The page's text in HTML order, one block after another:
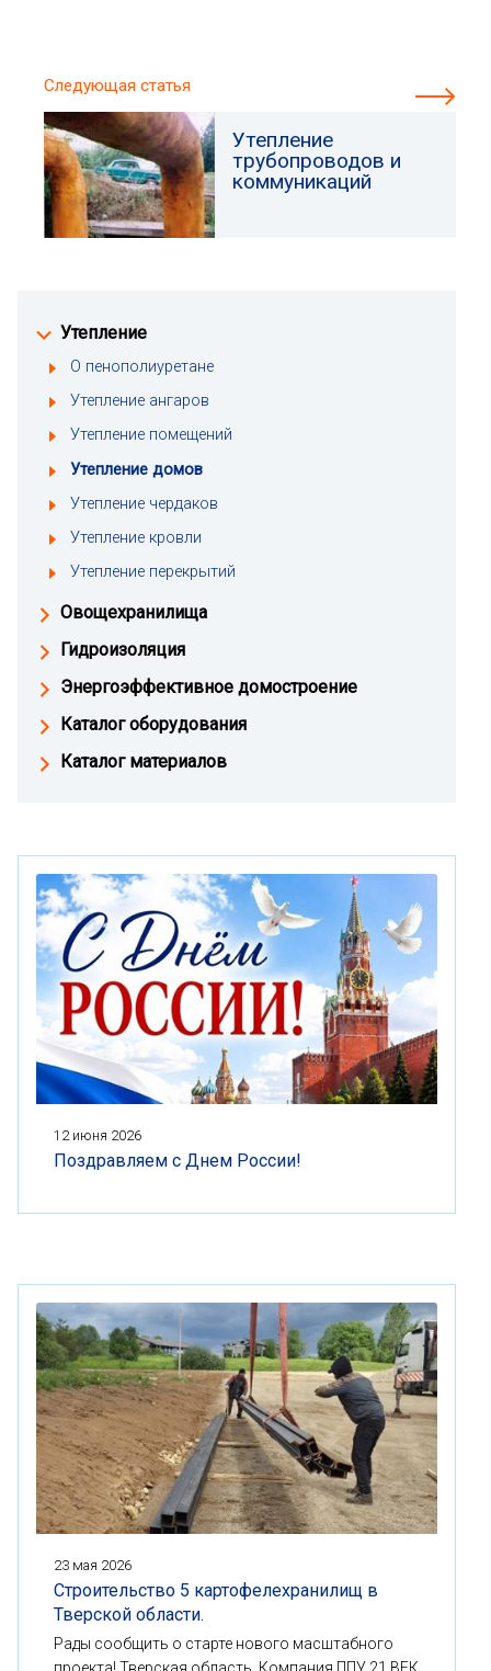
Утепление
О пенополиуретане
Утепление ангаров
Утепление помещений
Утепление домов
Утепление чердаков
Утепление кровли
Утепление перекрытий
Овощехранилища
Гидроизоляция
Энергоэффективное домостроение
Каталог оборудования
Каталог материалов
12 июня 2026
Поздравляем с Днем России!
23 мая 2026
Строительство 5 картофелехранилищ в
Тверской области.
Рады сообщить о старте нового масштабного
проекта! Тверская область, Компания ППУ 21 ВЕК
Следующая статья
Утепление
трубопроводов и
коммуникаций